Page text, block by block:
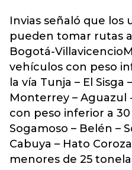
Invias señaló que los
pueden tomar rutas
Bogotá-
vehículos con peso
la vía Tunja – El Sisga
Monterrey – Aguazul
con peso inferior a 30
Sogamoso – Belén –
Cabuya – Hato
menores de 25